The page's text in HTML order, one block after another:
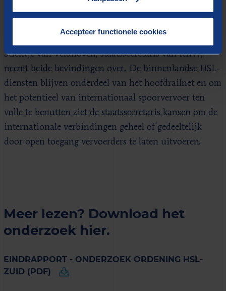
Accepteer functionele cookies
langeafstandsvervoer het meest gebaat bij vervoerders
die in concurrentie met elkaar diensten ontwikkelen”,
Stientje van Veldhoven, staatssecretaris van IenW,
neemt beide bevindingen over. De binnenlandse HSL-
diensten blijven onderdeel van het hoofdrailnet en om
het potentieel van internationaal spoorvervoer ten
volle te benutten ziet de staatssecretaris kansen om de
internationale verbindingen geheel of gedeeltelijk
door open toegang vervoerders te laten uitvoeren.
Meer lezen? Download het
onderzoek hier.
EINDRAPPORT - ONDERZOEK ORDENING HSL-
ZUID (PDF)